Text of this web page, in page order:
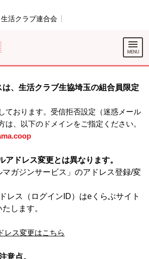
生活クラブ連合会
は、生活クラブ生協埼玉の組合員限定
ております。受信拒否設定（迷惑メール
は、以下のドメインをご指定ください。
ドレス変更とは異なります。
マガジンサービス」のアドレス登録/変
レス（ログインID）はeくらぶサイト
します。
レス変更はこちら
意点。